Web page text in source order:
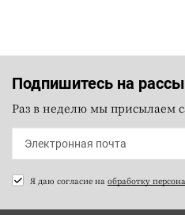
Подпишитесь на
Раз в неделю мы присылаем
Я даю согласие на обработку